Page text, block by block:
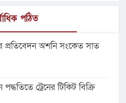
পঠিত
প্রতিবেদন অশনি সংকেত সাত
ট্রেনের টিকিট বিক্রি